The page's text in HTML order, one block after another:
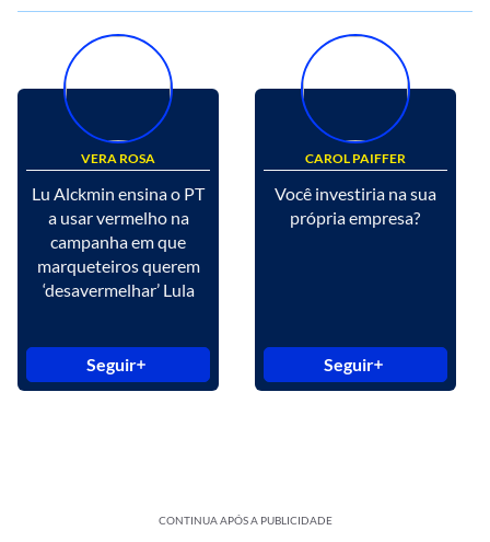
VERA ROSA
Lu Alckmin ensina o PT
a usar vermelho na
campanha em que
marqueteiros querem
‘desavermelhar’ Lula
Seguir
CAROL PAIFFER
Você investiria na sua
própria empresa?
Seguir
CONTINUA APÓS A PUBLICIDADE